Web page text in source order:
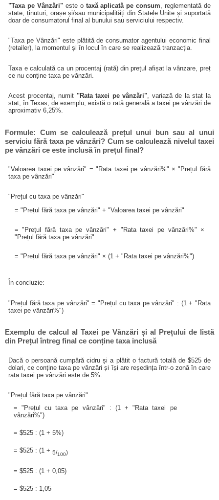
"Taxa pe Vânzări"este o taxă aplicată pe consum, reglementată de
state, ținuturi, orașe și/sau municipalități din Statele Unite și suportată
doar de consumatorul final al bunului sau serviciului respectiv.
"Taxa pe Vânzări" este plătită de consumator agentului economic final
(retailer), la momentul și în locul în care se realizează tranzacția.
Taxa e calculată ca un procentaj (rată) din prețul afișat la vânzare, preț
ce nu conține taxa pe vănzări.
Acest procentaj, numit "Rata taxei pe vânzări", variază de la stat la
stat, în Texas, de exemplu, există o rată generală a taxei pe vânzări de
aproximativ 6,25%.
Formule: Cum se calculează prețul unui bun sau al unui
serviciu fără taxa pe vânzări? Cum se calculează nivelul taxei
pe vânzări ce este inclusă în prețul final?
"Valoarea taxei pe vânzări" = "Rata taxei pe vânzări%" × "Prețul fără
taxa pe vânzări"
"Prețul cu taxa pe vânzări"
= "Prețul fără taxa pe vânzări" + "Valoarea taxei pe vânzări"
= "Prețul fără taxa pe vânzări" + "Rata taxei pe vânzări%" ×
"Prețul fără taxa pe vânzări"
= "Prețul fără taxa pe vânzări" × (1 + "Rata taxei pe vânzări%")
În concluzie:
"Prețul fără taxa pe vânzări" = "Prețul cu taxa pe vânzări" : (1 + "Rata
taxei pe vânzări%")
Exemplu de calcul al Taxei pe Vânzări și al Prețului de listă
din Prețul întreg final ce conține taxa inclusă
Dacă o persoană cumpără cidru și a plătit o factură totală de $525 de
dolari, ce conține taxa pe vânzări și își are reședința într-o zonă în care
rata taxei pe vânzări este de 5%.
"Prețul fără taxa pe vânzări"
= "Prețul cu taxa pe vânzări" : (1 + "Rata taxei pe
vânzări%")
= $525 : (1 + 5%)
= $525 : (1 + 5/100)
= $525 : (1 + 0,05)
= $525 : 1,05